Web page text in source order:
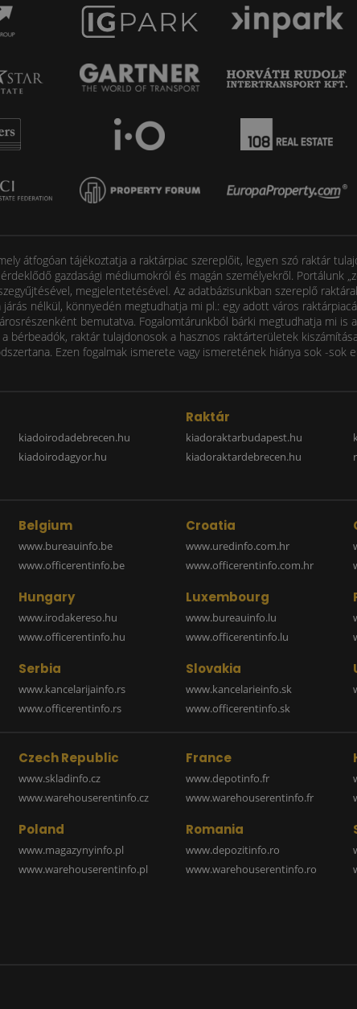
átfogóan tájékoztatja a raktárpiac szereplőit, legyen szó raktár
gazdasági médiumokról és magán személyekről. Portálunk
megjelentetésével. Az adatbázisunkban szereplő
nélkül, könnyedén megtudhatja mi pl.: egy adott város
bemutatva. Fogalomtárunkból bárki megtudhatja mi is
bérbeadók, raktár tulajdonosok a hasznos raktárterületek
Ezen fogalmak ismerete vagy ismeretének hiánya sok -sok
kiadoirodadebrecen.hu
kiadoirodagyor.hu
Raktár
kiadoraktarbudapest.hu
kiadoraktardebrecen.hu
Belgium
www.bureauinfo.be
www.officerentinfo.be
Croatia
www.uredinfo.com.hr
www.officerentinfo.com.hr
Hungary
www.irodakereso.hu
www.officerentinfo.hu
Luxembourg
www.bureauinfo.lu
www.officerentinfo.lu
Serbia
www.kancelarijainfo.rs
www.officerentinfo.rs
Slovakia
www.kancelarieinfo.sk
www.officerentinfo.sk
Czech Republic
www.skladinfo.cz
www.warehouserentinfo.cz
France
www.depotinfo.fr
www.warehouserentinfo.fr
Poland
www.magazynyinfo.pl
www.warehouserentinfo.pl
Romania
www.depozitinfo.ro
www.warehouserentinfo.ro